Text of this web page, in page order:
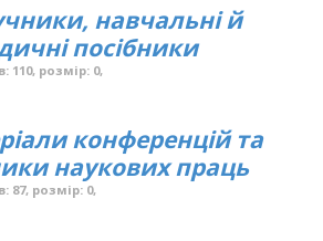
навчальні й
посібники
110, розмір: 0,
конференцій та
наукових праць
87, розмір: 0,